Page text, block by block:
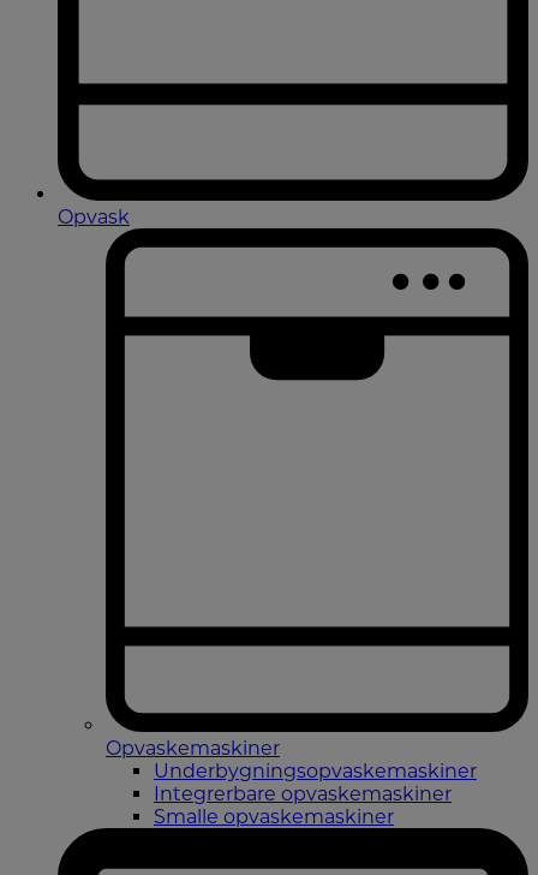
Opvask
Opvaskemaskiner
Underbygningsopvaskemaskiner
Integrerbare opvaskemaskiner
Smalle opvaskemaskiner